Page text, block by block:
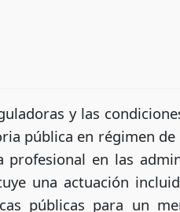
y las
pública en régimen
en las
una actuación
públicas para un